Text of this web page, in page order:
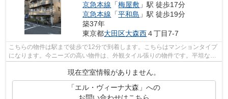
京急本線 「梅屋敷 」駅 徒歩17分
京急本線 「平和島 」駅 徒歩19分
築37年
東京都大田区大森西４丁目7-7
こちらの物件は駅まで徒歩で12分で到着します。こちらはマンションタイプ
になります。今ニーズの高い物件は、外観タイル張りの物件です。平坦な場
現在空室情報がありません。
「エル・ヴィーナ大森」への